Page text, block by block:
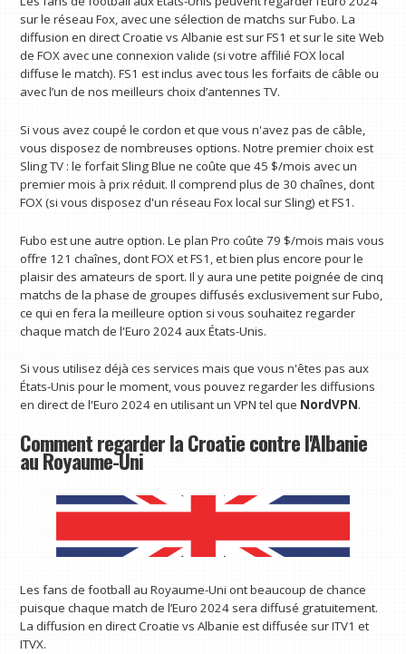
sur le réseau Fox, avec une sélection de matchs sur Fubo. La
diffusion en direct Croatie vs Albanie est sur FS1 et sur le site Web
de FOX avec une connexion valide (si votre affilié FOX local
diffuse le match). FS1 est inclus avec tous les forfaits de câble ou
avec l’un de nos meilleurs choix d’antennes TV.
Si vous avez coupé le cordon et que vous n'avez pas de câble,
vous disposez de nombreuses options. Notre premier choix est
Sling TV : le forfait Sling Blue ne coûte que 45 $/mois avec un
premier mois à prix réduit. Il comprend plus de 30 chaînes, dont
FOX (si vous disposez d'un réseau Fox local sur Sling) et FS1.
Fubo est une autre option. Le plan Pro coûte 79 $/mois mais vous
offre 121 chaînes, dont FOX et FS1, et bien plus encore pour le
plaisir des amateurs de sport. Il y aura une petite poignée de cinq
matchs de la phase de groupes diffusés exclusivement sur Fubo,
ce qui en fera la meilleure option si vous souhaitez regarder
chaque match de l'Euro 2024 aux États-Unis.
Si vous utilisez déjà ces services mais que vous n'êtes pas aux
États-Unis pour le moment, vous pouvez regarder les diffusions
en direct de l'Euro 2024 en utilisant un VPN tel que NordVPN.
Comment regarder la Croatie contre l'Albanie
au Royaume-Uni
Les fans de football au Royaume-Uni ont beaucoup de chance
puisque chaque match de l’Euro 2024 sera diffusé gratuitement.
La diffusion en direct Croatie vs Albanie est diffusée sur ITV1 et
ITVX.